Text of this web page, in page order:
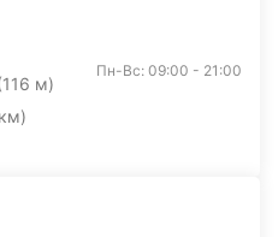
м)
Пн-Вс: 09:00 - 21:00